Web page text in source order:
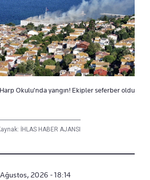
Okulu'nda yangın! Ekipler seferber oldu
İHLAS HABER AJANSI
2026 - 18:14